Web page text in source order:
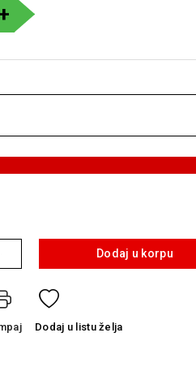
Dodaj u korpu
Dodaj u listu želja